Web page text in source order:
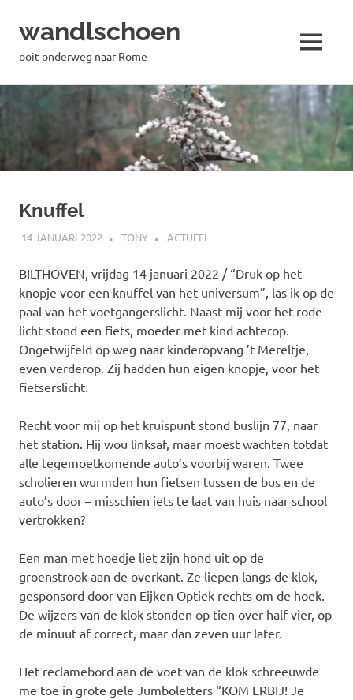
de
inhoud
springen
wandlschoen
ooit onderweg naar Rome MENU
Knuffel
14 JANUARI 2022 TONY ACTUEEL
BILTHOVEN, vrijdag 14 januari 2022 / “Druk op het
knopje voor een knuffel van het universum”, las ik op de
paal van het voetgangerslicht. Naast mij voor het rode
licht stond een fiets, moeder met kind achterop.
Ongetwijfeld op weg naar kinderopvang ’t Mereltje,
even verderop. Zij hadden hun eigen knopje, voor het
fietserslicht.
Recht voor mij op het kruispunt stond buslijn 77, naar
het station. Hij wou linksaf, maar moest wachten totdat
alle tegemoetkomende auto’s voorbij waren. Twee
scholieren wurmden hun fietsen tussen de bus en de
auto’s door – misschien iets te laat van huis naar school
vertrokken?
Een man met hoedje liet zijn hond uit op de
groenstrook aan de overkant. Ze liepen langs de klok,
gesponsord door van Eijken Optiek rechts om de hoek.
De wijzers van de klok stonden op tien over half vier, op
de minuut af correct, maar dan zeven uur later.
Het reclamebord aan de voet van de klok schreeuwde
me toe in grote gele Jumboletters “KOM ERBIJ! Je